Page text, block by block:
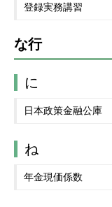
登録実務講習
な行
に
日本政策金融公庫
ね
年金現価係数